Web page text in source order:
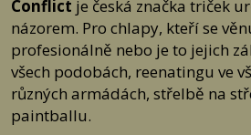
Gočárova třída 1754 / 48b,
E-mail:platby-
Tel: +420 228 224
náhodně.)
Zpravidla vše měníme bez potíží, protože
či dokazovat a vše probíhalo v
Produkt odeslat na
Easy Point s.r.o.
Valtířov 6
Conflict je česká značka triček
názorem. Pro chlapy, kteří se
profesionálně nebo je to jejich
všech podobách, reenatingu ve
různých armádách, střelbě na
paintballu.